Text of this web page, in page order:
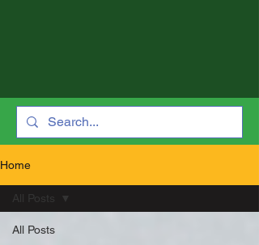
Home
All Posts
All Posts